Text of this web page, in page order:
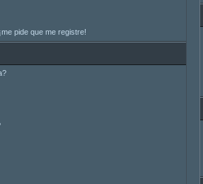
pide que me registre!